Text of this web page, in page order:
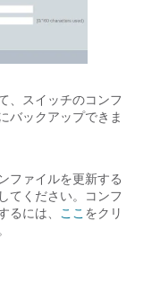
、スイッチのコンフ
バックアップできま
ファイルを更新する
てください。コンフ
るには、 ここ をクリ